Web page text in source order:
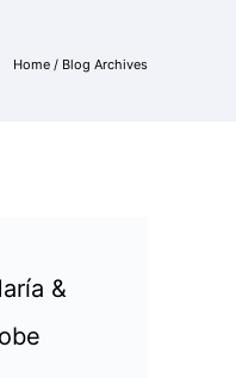
Home / Blog Archives
&